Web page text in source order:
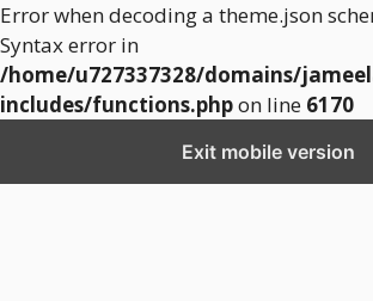
Error when decoding a theme.json
Syntax error in
/home/u727337328/domains/
includes/functions.phpon line 6170
Exit mobile version